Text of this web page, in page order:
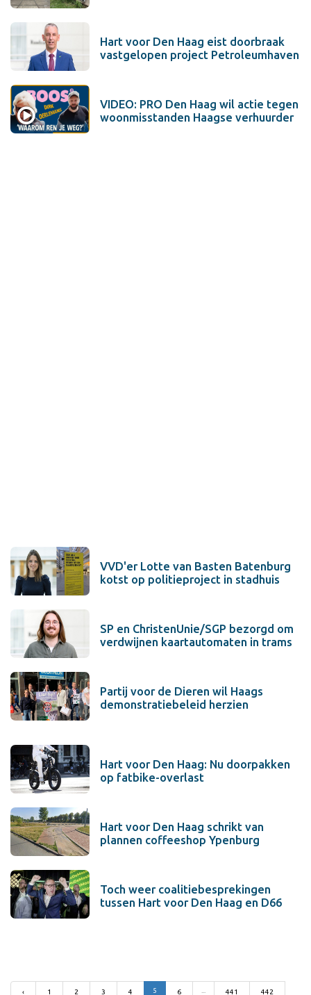
Hart voor Den Haag eist doorbraak
vastgelopen project Petroleumhaven
VIDEO: PRO Den Haag wil actie tegen
woonmisstanden Haagse verhuurder
VVD'er Lotte van Basten Batenburg
kotst op politieproject in stadhuis
SP en ChristenUnie/SGP bezorgd om
verdwijnen kaartautomaten in trams
Partij voor de Dieren wil Haags
demonstratiebeleid herzien
Hart voor Den Haag: Nu doorpakken
op fatbike-overlast
Hart voor Den Haag schrikt van
plannen coffeeshop Ypenburg
Toch weer coalitiebesprekingen
tussen Hart voor Den Haag en D66
‹ 1 2 3 4 5 6 441 442